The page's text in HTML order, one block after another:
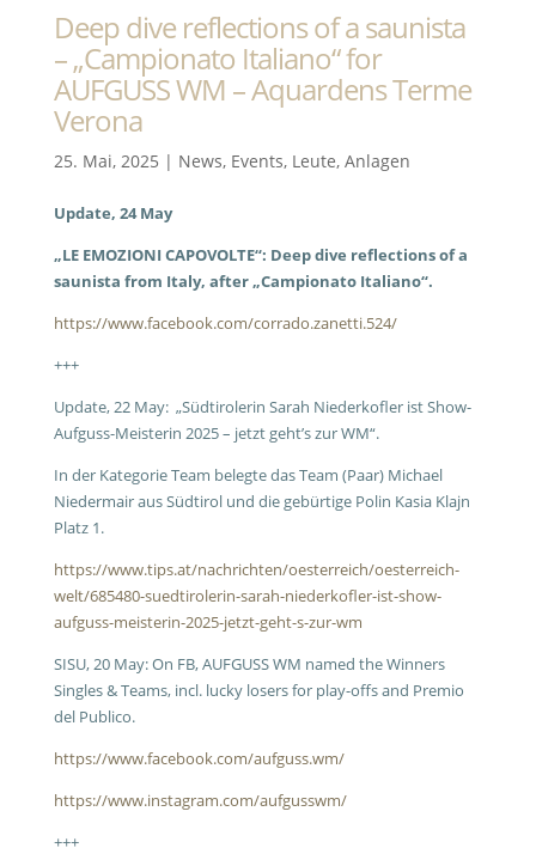
Deep dive reflections of a saunista
– „Campionato Italiano“ for
AUFGUSS WM – Aquardens Terme
Verona
25. Mai, 2025 | News, Events, Leute, Anlagen
Update, 24 May
„LE EMOZIONI CAPOVOLTE“: Deep dive reflections of a
saunista from Italy, after„Campionato Italiano“.
https://www.facebook.com/corrado.zanetti.524/
+++
Update, 22 May: „Südtirolerin Sarah Niederkofler ist Show-
Aufguss-Meisterin 2025 – jetzt geht’s zur WM“.
In der Kategorie Team belegte das Team (Paar) Michael
Niedermair aus Südtirol und die gebürtige Polin Kasia Klajn
Platz 1.
https://www.tips.at/nachrichten/oesterreich/oesterreich-
welt/685480-suedtirolerin-sarah-niederkofler-ist-show-
aufguss-meisterin-2025-jetzt-geht-s-zur-wm
SISU, 20 May: On FB, AUFGUSS WM named the Winners
Singles & Teams, incl. lucky losers for play-offs and Premio
del Publico.
https://www.facebook.com/aufguss.wm/
https://www.instagram.com/aufgusswm/
+++